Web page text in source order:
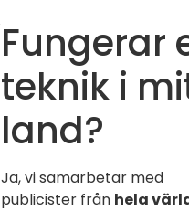
Fungerar
teknik i
land?
Ja, vi samarbetar med
publicister från hela